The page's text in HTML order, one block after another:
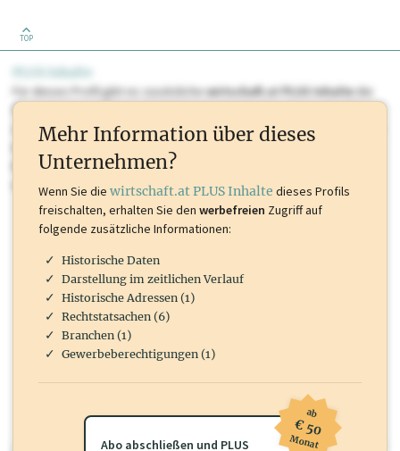
TOP
Für dieses Profil gibt es zusätzlichewirtschaft.at PLUS Inhaltedie
Sie momentan nicht einsehen können. Schalten Sie dieses Profil frei
oder loggen Sie sich ein um diese Inhalte zu sehen. wirtschaft.at PLUS
Marken, Patente, Rechtstatsachen, OTS-Aussendungen, und viele
mehr.
Mehr Information über dieses
Unternehmen?
Wenn Sie die wirtschaft.at PLUS Inhalte dieses Profils
freischalten, erhalten Sie den werbefreien Zugriff auf
folgende zusätzliche Informationen:
Historische Daten
Darstellung im zeitlichen Verlauf
Historische Adressen (1)
Rechtstatsachen (6)
Branchen (1)
Gewerbeberechtigungen (1)
Abo abschließen und PLUS
ab
€ 50
Monat